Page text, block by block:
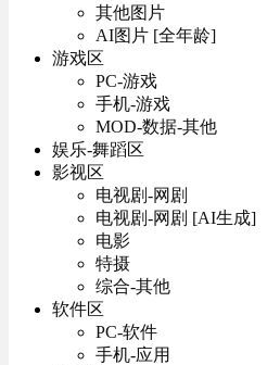
其他图片
AI图片 [全年龄]
游戏区
PC-游戏
手机-游戏
MOD-数据-其他
娱乐-舞蹈区
影视区
电视剧-网剧
电视剧-网剧 [AI生成]
电影
特摄
综合-其他
软件区
PC-软件
手机-应用